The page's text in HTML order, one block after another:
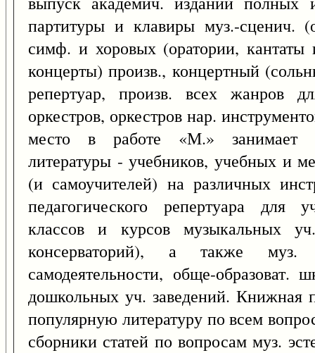
партитуры и клавиры муз.-сценич.
симф. и хоровых (оратории,
концерты) произв., концертный
репертуар, произв. всех жанров
оркестров, оркестров нар.
место в работе «М.» занимает
литературы - учебников, учебных и
(и самоучителей) на различных
педагогического репертуара для
классов и курсов музыкальных
консерваторий), а также муз.
самодеятельности, обще-образоват.
дошкольных уч. заведений.
популярную литературу по всем
сборники статей по вопросам муз.